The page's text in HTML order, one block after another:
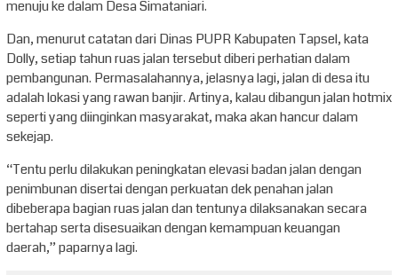
menuju ke dalam Desa Simataniari.
Dan, menurut catatan dari Dinas PUPR Kabupaten Tapsel, kata
Dolly, setiap tahun ruas jalan tersebut diberi perhatian dalam
pembangunan. Permasalahannya, jelasnya lagi, jalan di desa itu
adalah lokasi yang rawan banjir. Artinya, kalau dibangun jalan hotmix
seperti yang diinginkan masyarakat, maka akan hancur dalam
sekejap.
“Tentu perlu dilakukan peningkatan elevasi badan jalan dengan
penimbunan disertai dengan perkuatan dek penahan jalan
dibeberapa bagian ruas jalan dan tentunya dilaksanakan secara
bertahap serta disesuaikan dengan kemampuan keuangan
daerah,” paparnya lagi.